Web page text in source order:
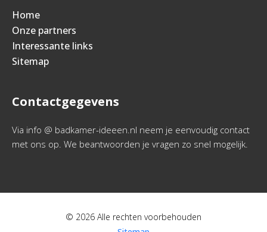
Home
Onze partners
Interessante links
Sitemap
Contactgegevens
Via info @ badkamer-ideeen.nl neem je eenvoudig contact
met ons op. We beantwoorden je vragen zo snel mogelijk.
© 2026 Alle rechten voorbehouden